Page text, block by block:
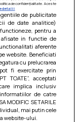
rosu
politica de confidențialitate. Aceste
detalii
de publicitate
de date analitice)
pentru a
in functie de
aferente
website. Beneficiati
cu prelucrarea
fi exercitate prin
TOATE”, acceptati
implica inclusiv
de catre
MODIFIC SETARILE
mai putin cele
website-ului.